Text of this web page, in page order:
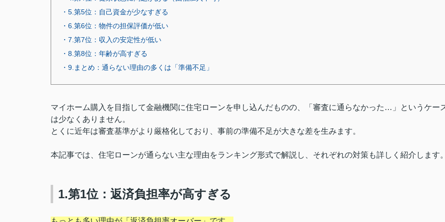
・5.第5位：自己資金が少なすぎる
・6.第6位：物件の担保評価が低い
・7.第7位：収入の安定性が低い
・8.第8位：年齢が高すぎる
・9.まとめ：通らない理由の多くは「準備不足」
マイホーム購入を目指して金融機関に住宅ローンを申し込んだものの、「審査に通らなかった…」というケー
は少なくありません。
とくに近年は審査基準がより厳格化しており、事前の準備不足が大きな差を生みます。
本記事では、住宅ローンが通らない主な理由をランキング形式で解説し、それぞれの対策も詳しく紹介します
1.第1位：返済負担率が高すぎる